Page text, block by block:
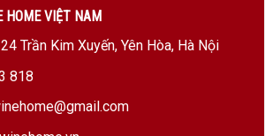
HOME VIỆT NAM
Trần Kim Xuyến, Yên Hòa, Hà Nội
818